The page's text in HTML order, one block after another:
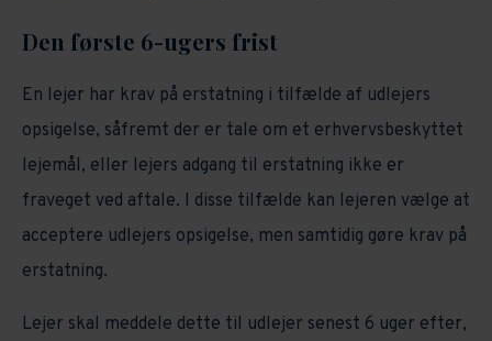
Den første 6-ugers frist
En lejer har krav på erstatning i tilfælde af udlejers
opsigelse, såfremt der er tale om et erhvervsbeskyttet
lejemål, eller lejers adgang til erstatning ikke er
fraveget ved aftale. I disse tilfælde kan lejeren vælge at
acceptere udlejers opsigelse, men samtidig gøre krav på
erstatning.
Lejer skal meddele dette til udlejer senest 6 uger efter,